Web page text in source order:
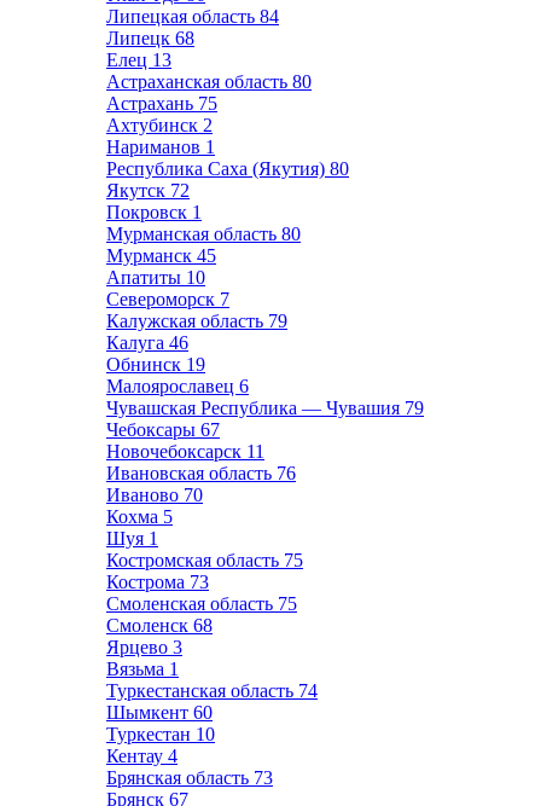
Липецкая область 84
Липецк 68
Елец 13
Астраханская область 80
Астрахань 75
Ахтубинск 2
Нариманов 1
Республика Саха (Якутия) 80
Якутск 72
Покровск 1
Мурманская область 80
Мурманск 45
Апатиты 10
Североморск 7
Калужская область 79
Калуга 46
Обнинск 19
Малоярославец 6
Чувашская Республика — Чувашия 79
Чебоксары 67
Новочебоксарск 11
Ивановская область 76
Иваново 70
Кохма 5
Шуя 1
Костромская область 75
Кострома 73
Смоленская область 75
Смоленск 68
Ярцево 3
Вязьма 1
Туркестанская область 74
Шымкент 60
Туркестан 10
Кентау 4
Брянская область 73
Брянск 67